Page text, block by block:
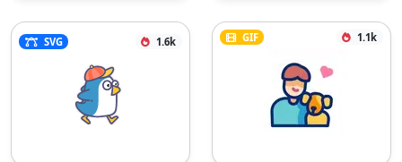
SVG 1.6k GIF 1.1k